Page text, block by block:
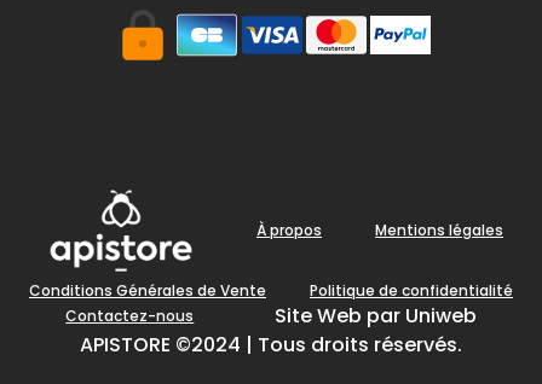
À propos Mentions légales
Conditions Générales de Vente
Politique de confidentialité
Contactez-nous
Site Web par Uniweb
APISTORE ©2024 | Tous droits réservés.